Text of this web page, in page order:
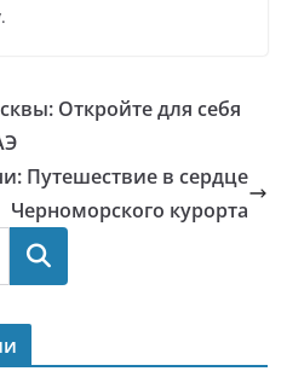
Откройте для себя
Путешествие в сердце
Черноморского курорта
Поиск